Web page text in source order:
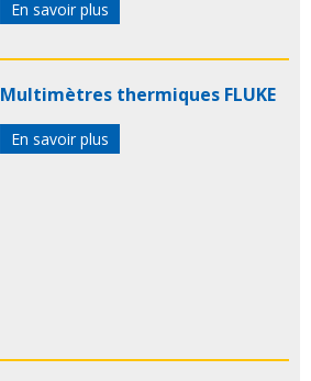
En savoir plus
Multimètres thermiques FLUKE
En savoir plus